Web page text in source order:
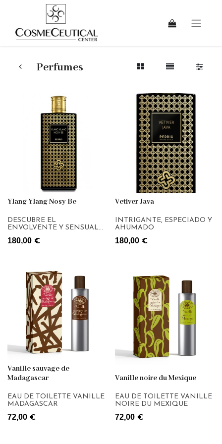
Perfumes
Ylang Ylang Nosy Be
DESCUBRE EL
ENVOLVENTE Y SENSUAL
180,00 €
Vetiver Java
INTRIGANTE, ESPECIADO Y
AHUMADO
180,00€
Vanille sauvage de
Madagascar
EAU DE TOILETTE VANILLE
MADAGASCAR
72,00 €
Vanille noire du Mexique
EAU DE TOILETTE VANILLE
NOIRE DU MEXIQUE
72,00€